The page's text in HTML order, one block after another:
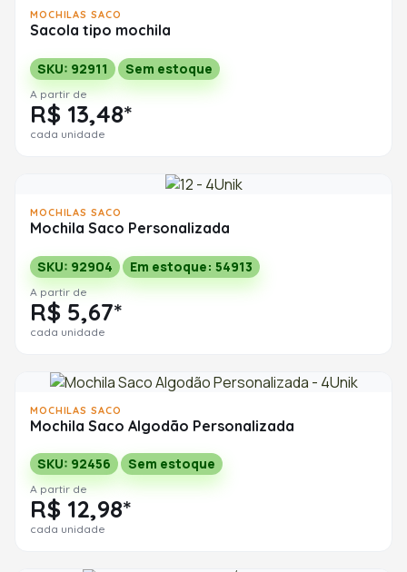
MOCHILAS SACO
Sacola tipo mochila
SKU: 92911 Sem estoque
A partir de
R$ 13,48*
cada unidade
MOCHILAS SACO
Mochila Saco Personalizada
SKU: 92904 Em estoque: 54913
A partir de
R$ 5,67*
cada unidade
MOCHILAS SACO
Mochila Saco Algodão Personalizada
SKU: 92456 Sem estoque
A partir de
R$ 12,98*
cada unidade